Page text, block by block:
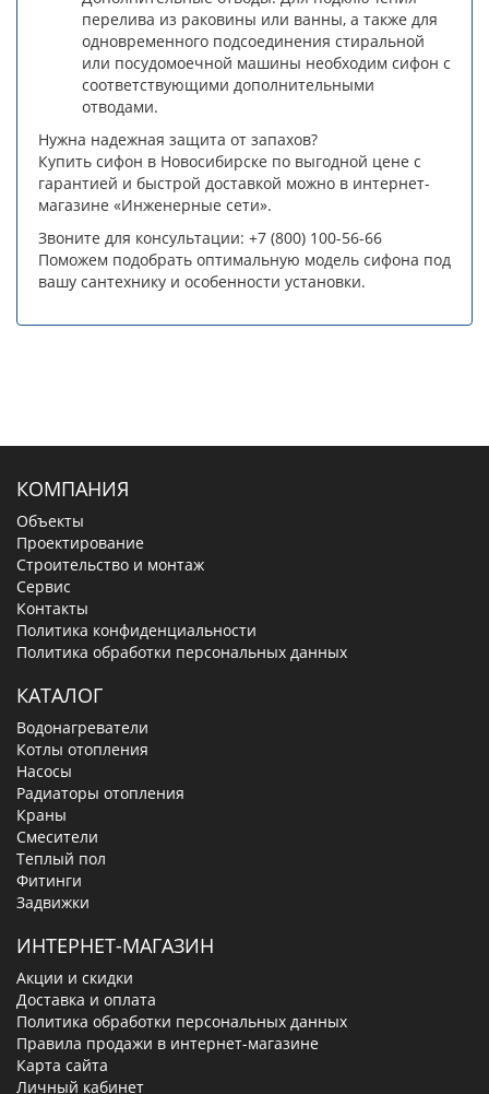
перелива из раковины или ванны, а также для
одновременного подсоединения стиральной
или посудомоечной машины необходим сифон с
соответствующими дополнительными
отводами.
Нужна надежная защита от запахов?
Купить сифон в Новосибирске по выгодной цене с
гарантией и быстрой доставкой можно в интернет-
магазине «Инженерные сети».
Звоните для консультации: +7 (800) 100-56-66
Поможем подобрать оптимальную модель сифона под
вашу сантехнику и особенности установки.
КОМПАНИЯ
Объекты
Проектирование
Строительство и монтаж
Сервис
Контакты
Политика конфиденциальности
Политика обработки персональных данных
КАТАЛОГ
Водонагреватели
Котлы отопления
Насосы
Радиаторы отопления
Краны
Смесители
Теплый пол
Фитинги
Задвижки
ИНТЕРНЕТ-МАГАЗИН
Акции и скидки
Доставка и оплата
Политика обработки персональных данных
Правила продажи в интернет-магазине
Карта сайта
Личный кабинет